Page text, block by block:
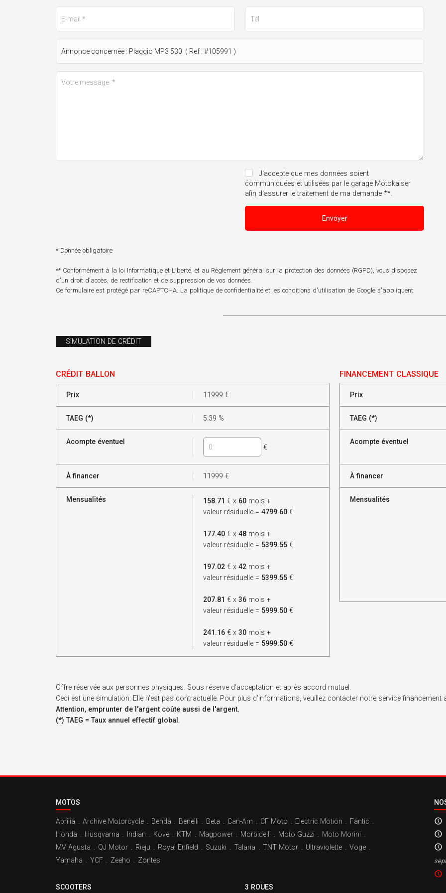
J'accepte que mes données soient
communiquées et utilisées par le garage Motokaiser
afin d'assurer le traitement de ma demande **.
Envoyer
* Donnée obligatoire
** Conformément à la loi Informatique et Liberté, et au Règlement général sur la protection des données (RGPD), vous disposez
d'un droit d'accès, de rectification et de suppression de vos données.
Ce formulaire est protégé par reCAPTCHA. La politique de confidentialité et les conditions d'utilisation de Google s'appliquent.
SIMULATION DE CRÉDIT
CRÉDIT BALLON
Prix 11999 €
TAEG (*) 5.39 %
Acompte éventuel
€
À financer 11999 €
Mensualités 158.71 € x 60 mois +
valeur résiduelle = 4799.60 €
177.40 € x 48 mois +
valeur résiduelle = 5399.55 €
197.02 € x 42 mois +
valeur résiduelle = 5399.55 €
207.81 € x 36 mois +
valeur résiduelle = 5999.50 €
241.16 € x 30 mois +
valeur résiduelle = 5999.50 €
FINANCEMENT CLASSIQUE
Prix
TAEG (*)
Acompte éventuel
À financer
Mensualités
Offre réservée aux personnes physiques. Sous réserve d'acceptation et après accord mutuel.
Ceci est une simulation. Elle n'est pas contractuelle. Pour plus d'informations, veuillez contacter notre service financement
Attention, emprunter de l'argent coûte aussi de l'argent.
(*) TAEG = Taux annuel effectif global.
MOTOS
Aprilia Archive Motorcycle Benda Benelli Beta Can-Am CF Moto Electric Motion Fantic
Honda
Husqvarna Indian Kove KTM Magpower Morbidelli Moto Guzzi Moto Morini
MV Agusta
QJ Motor Rieju Royal Enfield Suzuki Talaria TNT Motor Ultraviolette Voge
Yamaha
YCF Zeeho Zontes
SCOOTERS 3 ROUES